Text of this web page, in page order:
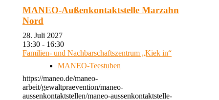
MANEO-Außenkontaktstelle Marzahn
Nord
28. Juli 2027
13:30 - 16:30
Familien- und Nachbarschaftszentrum „Kiek in“
MANEO-Teestuben
https://maneo.de/maneo-
arbeit/gewaltpraevention/maneo-
aussenkontaktstellen/maneo-aussenkontaktstelle-